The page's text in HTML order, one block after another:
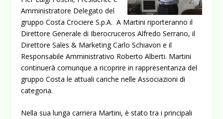
Amministratore Delegato del
gruppo Costa Crociere S.p.A. A Martini riporteranno il
Direttore Generale di Iberocruceros Alfredo Serrano, il
Direttore Sales & Marketing Carlo Schiavon e il
Responsabile Amministrativo Roberto Alberti. Martini
continuerà comunque a ricoprire in rappresentanza del
gruppo Costa le attuali cariche nelle Associazioni di
categoria.
Nella sua lunga carriera Martini, è stato tra i principali